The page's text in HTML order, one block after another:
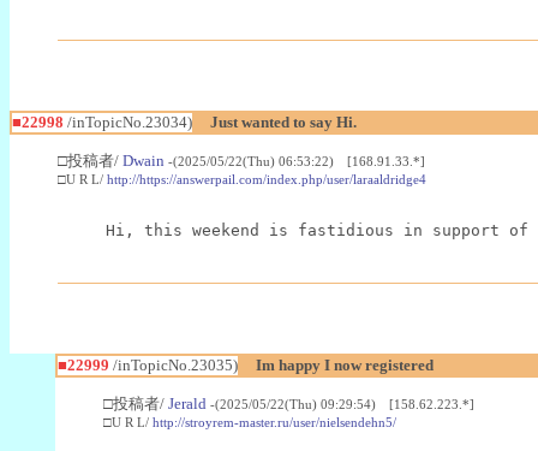
■22998 /inTopicNo.23034) Just wanted to say Hi.
□投稿者/ Dwain -(2025/05/22(Thu) 06:53:22) [168.91.33.*]
□U R L/ http://https://answerpail.com/index.php/user/laraaldridge4
Hi, this weekend is fastidious in support of
■22999 /inTopicNo.23035) Im happy I now registered
□投稿者/ Jerald -(2025/05/22(Thu) 09:29:54) [158.62.223.*]
□U R L/ http://stroyrem-master.ru/user/nielsendehn5/